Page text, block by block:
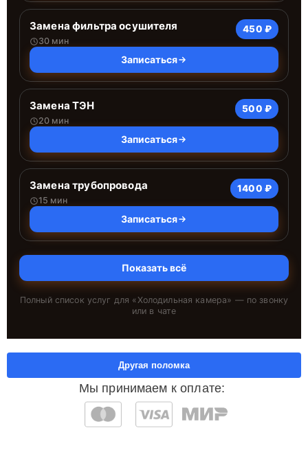
Замена фильтра осушителя
30 мин
450 ₽
Записаться
Замена ТЭН
20 мин
500 ₽
Записаться
Замена трубопровода
15 мин
1400 ₽
Записаться
Показать всё
Полный список услуг для «Холодильная камера» — по звонку
или в чате
Мы принимаем к оплате:
Другая поломка